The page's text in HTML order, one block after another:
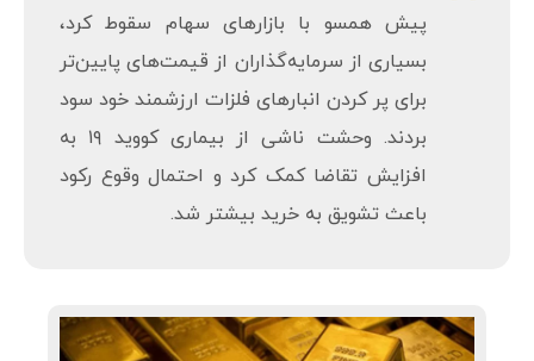
پیش همسو با بازارهای سهام سقوط کرد،
بسیاری از سرمایه‌گذاران از قیمت‌های پایین‌تر
برای پر کردن انبارهای فلزات ارزشمند خود سود
بردند. وحشت ناشی از بیماری کووید ۱۹ به
افزایش تقاضا کمک کرد و احتمال وقوع رکود
باعث تشویق به خرید بیشتر شد.